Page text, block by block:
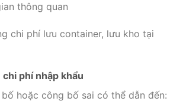
thông quan
chi phí lưu container, lưu kho tại
phí nhập khẩu
hoặc công bố sai có thể dẫn đến: